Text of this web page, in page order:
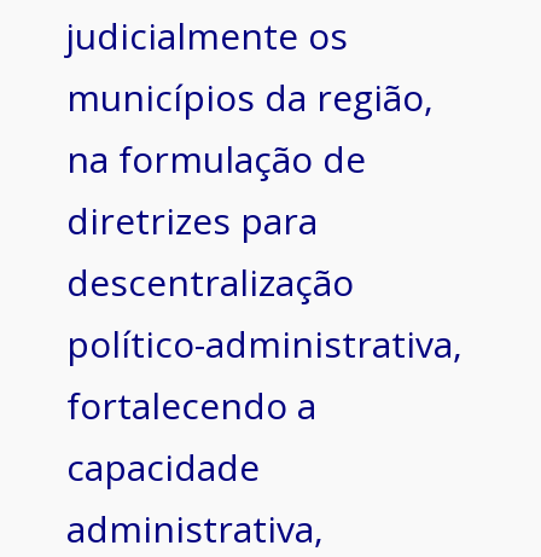
judicialmente os
municípios da região,
na formulação de
diretrizes para
descentralização
político-administrativa,
fortalecendo a
capacidade
administrativa,